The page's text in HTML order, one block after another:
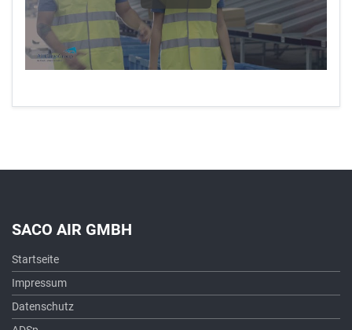
SACO AIR GMBH
Startseite
Impressum
Datenschutz